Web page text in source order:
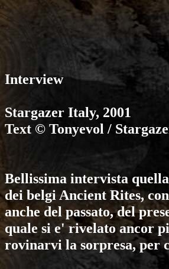
Interview
Stargazer Italy, 2001
Text © Tonyevol /
Bellissima intervista
dei belgi Ancient Rites,
anche del passato, del
quale si e' rivelato ancor
rovinarvi la sorpresa, per